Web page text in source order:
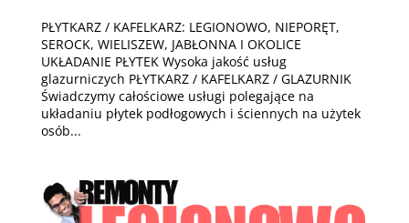
PŁYTKARZ / KAFELKARZ: LEGIONOWO, NIEPORĘT,
SEROCK, WIELISZEW, JABŁONNA I OKOLICE
UKŁADANIE PŁYTEK Wysoka jakość usług
glazurniczych PŁYTKARZ / KAFELKARZ / GLAZURNIK
Świadczymy całościowe usługi polegające na
układaniu płytek podłogowych i ściennych na użytek
osób...